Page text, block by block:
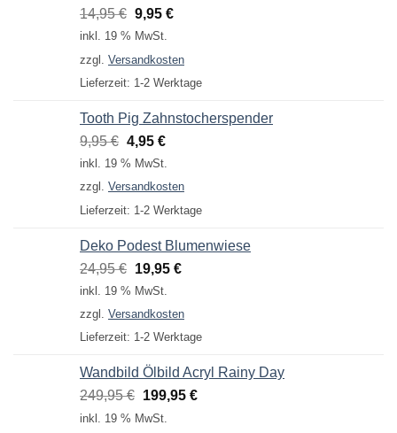
14,95€ Ursprünglicher
Preis
14,95 €
9,95 €Aktueller
9,95 €.
inkl. 19 % MwSt.
zzgl. Versandkosten
Lieferzeit: 1-2 Werktage
Tooth Pig Zahnstocherspender
9,95€ Ursprünglicher
Preis
9,95 €
4,95 €Aktueller
4,95 €.
inkl. 19 % MwSt.
zzgl. Versandkosten
Lieferzeit: 1-2 Werktage
Deko Podest Blumenwiese
24,95€ Ursprünglicher
Preis
24,95 €
19,95 €Aktueller
19,95 €.
inkl. 19 % MwSt.
zzgl. Versandkosten
Lieferzeit: 1-2 Werktage
Wandbild Ölbild Acryl Rainy Day
249,95€ Ursprünglicher
Preis
199,95 €Aktueller
inkl. 19 % MwSt.